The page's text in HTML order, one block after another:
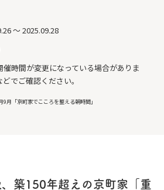
～ 2025.09.28
時間が変更になっている場合がありま
でご確認ください。
9月「京町家でこころを整える朝時間」
築150年超えの京町家「重